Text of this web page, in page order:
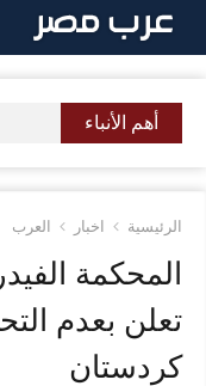
التخطي
أهم الأنباء
الرئيسية اخبار العرب
المحكمة
تعلن بعدم
كردستان